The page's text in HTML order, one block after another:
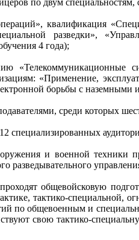
квалификация
разведки»,
4 года);
«Телекоммуникационные
«Применение,
борьбы с наземными
среди которых
12 специализированных
и военной техники
разведывательного
общевойсковую
тактико-специальной,
по общевоенным и
свою тактико-